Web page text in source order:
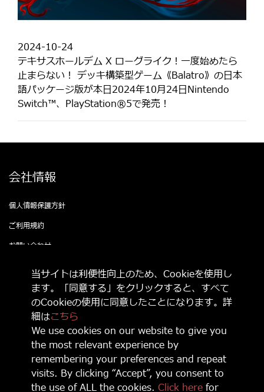
2024-10-24
テキサスホールデム X ローグライク！一度始めたら
止まらない！ デッキ構築型ゲーム《Balatro》の日本
語パッケージ版が本日2024年10月24日Nintendo
Switch™️、PlayStation®5で発売！
当サイトは利便性向上のため、Cookieを使用し
ます。「同意する」をクリックすると、すべて
のCookieの使用に同意したことになります。詳
細はこちら
We use cookies on our website to give you
the most relevant experience by
remembering your preferences and repeat
visits. By clicking “Accept”, you consent to
the use of ALL the cookies. Click here for
会社情報
個人情報保護方針
ご利用規約
お問い合わせ
公式SNSをフォローして 最新情報をゲットし
よう！
© 2021 Game Source Entertainment All Right Reserved
”, “PlayStation, “ ” and “
” are registered trademarks or
trademarks of Sony Interactive Entertainment Inc.
Nintendo Switch is a trademark of Nintendo.